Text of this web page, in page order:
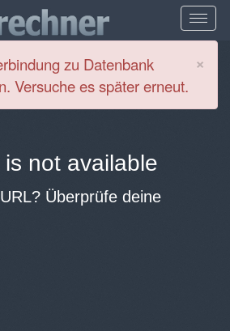
×
zu Datenbank
Versuche es später erneut.
not available
Überprüfe deine